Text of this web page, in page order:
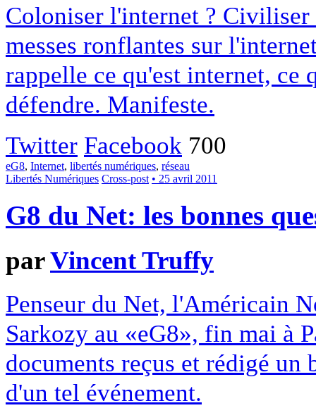
Coloniser l'internet ?
messes ronflantes sur
rappelle ce qu'est internet,
défendre. Manifeste.
Twitter Facebook 700
eG8, Internet, libertés numériques, réseau
Libertés Numériques Cross-post • 25 avril 2011
G8 du Net: les bonnes
parVincent Truffy
Penseur du Net, l'Américain
Sarkozy au «eG8», fin mai à
documents reçus et rédigé
d'un tel événement.